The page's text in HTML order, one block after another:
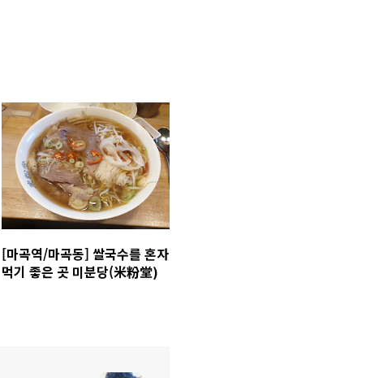
[마곡역/마곡동] 쌀국수를 혼자
먹기 좋은 곳 미분당(米粉堂)